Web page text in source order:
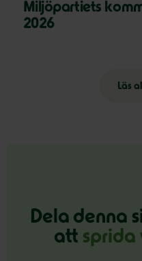
Miljöpartiets
2026
Läs
Dela denna
att sprida